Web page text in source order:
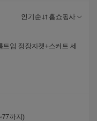
인기순 홈쇼핑사
트임 정장자켓+스커트 세
까지)